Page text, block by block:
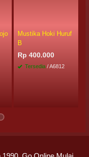
Mustika Hoki Huruf
B
Rp 400.000
Tersedia / A6812